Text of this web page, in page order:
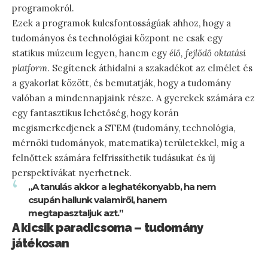
programokról.
Ezek a programok kulcsfontosságúak ahhoz, hogy a
tudományos és technológiai központ ne csak egy
statikus múzeum legyen, hanem egy élő, fejlődő oktatási
platform. Segítenek áthidalni a szakadékot az elmélet és
a gyakorlat között, és bemutatják, hogy a tudomány
valóban a mindennapjaink része. A gyerekek számára ez
egy fantasztikus lehetőség, hogy korán
megismerkedjenek a STEM (tudomány, technológia,
mérnöki tudományok, matematika) területekkel, míg a
felnőttek számára felfrissíthetik tudásukat és új
perspektívákat nyerhetnek.
„A tanulás akkor a leghatékonyabb, ha nem
csupán hallunk valamiről, hanem
megtapasztaljuk azt.”
A kicsik paradicsoma – tudomány
játékosan